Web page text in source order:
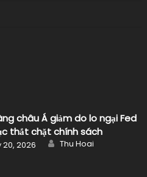
châu Á giảm do lo ngại Fed
thắt chặt chính sách
20, 2026 Author
Thu Hoai